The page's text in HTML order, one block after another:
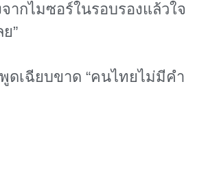
ากไมซอร์ในรอบรองแล้วใจ
”
พูดเฉียบขาด “คนไทยไม่มีคํา